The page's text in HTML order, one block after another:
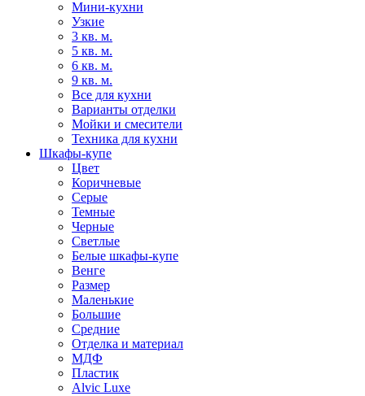
Мини-кухни
Узкие
3 кв. м.
5 кв. м.
6 кв. м.
9 кв. м.
Все для кухни
Варианты отделки
Мойки и смесители
Техника для кухни
Шкафы-купе
Цвет
Коричневые
Серые
Темные
Черные
Светлые
Белые шкафы-купе
Венге
Размер
Маленькие
Большие
Средние
Отделка и материал
МДФ
Пластик
Alvic Luxe